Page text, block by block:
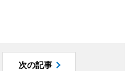
次の記事